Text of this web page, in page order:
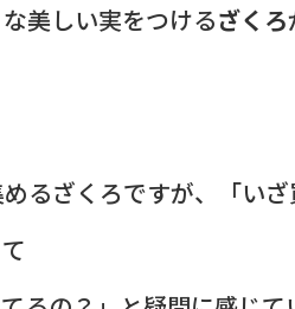
美しい実をつけるざくろ
るざくろですが、「い